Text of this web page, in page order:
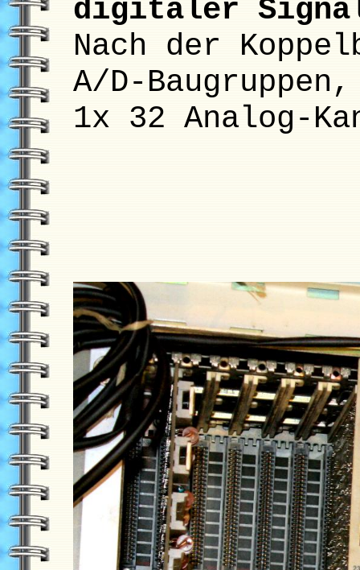
digitaler
Nach der
A/D-
1x 32 Analog-